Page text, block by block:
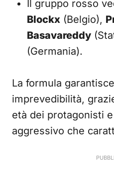
Il gruppo rosso
Blockx (Belgio),
Basavareddy
(Germania).
La formula
imprevedibilità,
età dei protagonisti e
aggressivo che